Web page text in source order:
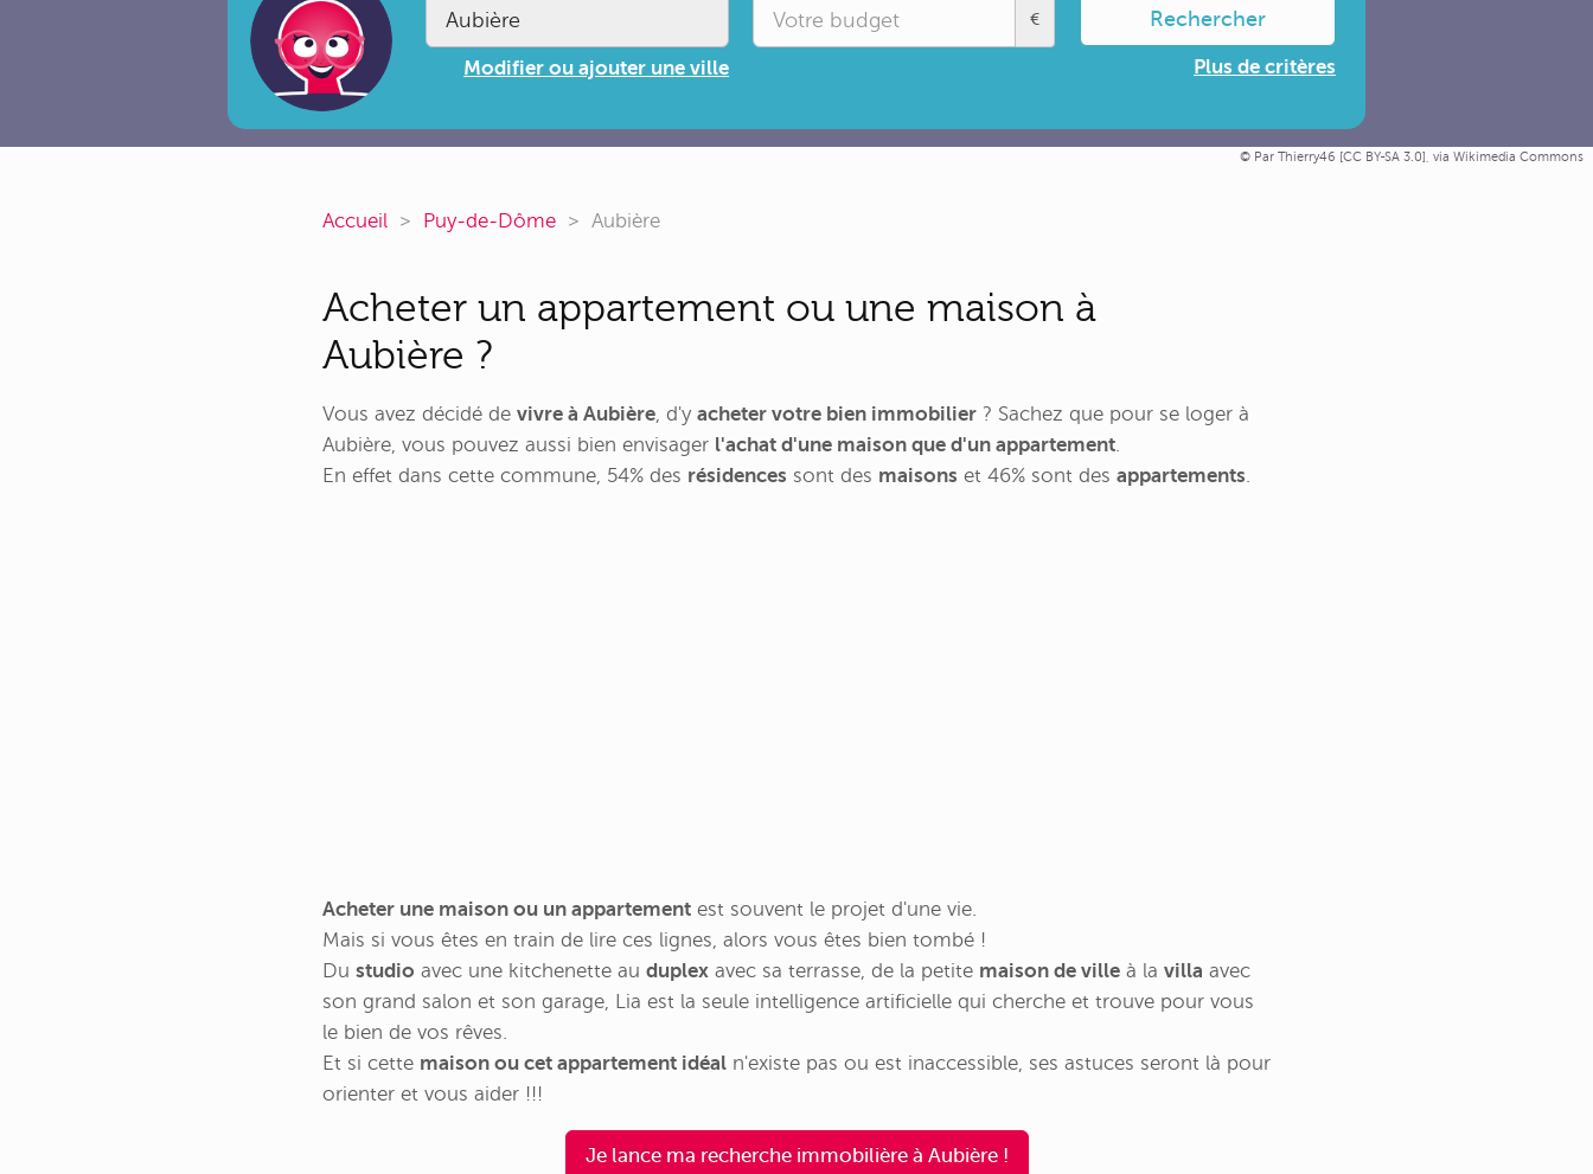
Par Thierry46 [CC BY-SA 3.0], via Wikimedia Commons
Modifier ou ajouter une ville
€ Rechercher
Plus de critères
Accueil Puy-de-Dôme Aubière
Acheter un appartement ou une maison à
Aubière ?
Vous avez décidé de vivre à Aubière, d'y acheter votre bien immobilier ? Sachez que pour se loger à
Aubière, vous pouvez aussi bien envisager l'achat d'une maison que d'un appartement.
En effet dans cette commune, 54% des résidences sont des maisons et 46% sont des appartements.
Acheter une maison ou un appartement est souvent le projet d'une vie.
Mais si vous êtes en train de lire ces lignes, alors vous êtes bien tombé !
Du studio avec une kitchenette au duplex avec sa terrasse, de la petite maison de ville à la villa avec
son grand salon et son garage, Lia est la seule intelligence artificielle qui cherche et trouve pour vous
le bien de vos rêves.
Et si cette maison ou cet appartement idéal n'existe pas ou est inaccessible, ses astuces seront là pour
orienter et vous aider !!!
Je lance ma recherche immobilière à Aubière !